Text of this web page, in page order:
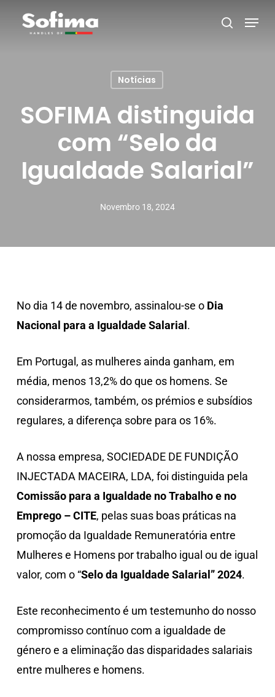
search
Menu
Notícias
SOFIMA distinguida
com “Selo da
Igualdade Salarial”
Novembro 18, 2024
No dia 14 de novembro, assinalou-se o Dia
Nacional para a Igualdade Salarial .
Em Portugal, as mulheres ainda ganham, em
média, menos 13,2% do que os homens. Se
considerarmos, também, os prémios e subsídios
regulares, a diferença sobre para os 16%.
A nossa empresa, SOCIEDADE DE FUNDIÇÃO
INJECTADA MACEIRA, LDA, foi distinguida pela
Comissão para a Igualdade no Trabalho e no
Emprego – CITE, pelas suas boas práticas na
promoção da Igualdade Remuneratória entre
Mulheres e Homens por trabalho igual ou de igual
valor, com o “Selo da Igualdade Salarial” 2024.
Este reconhecimento é um testemunho do nosso
compromisso contínuo com a igualdade de
género e a eliminação das disparidades salariais
entre mulheres e homens.